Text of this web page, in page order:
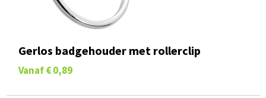
Gerlos badgehouder met rollerclip
Vanaf € 0,89